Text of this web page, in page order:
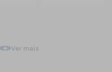
Ver mais